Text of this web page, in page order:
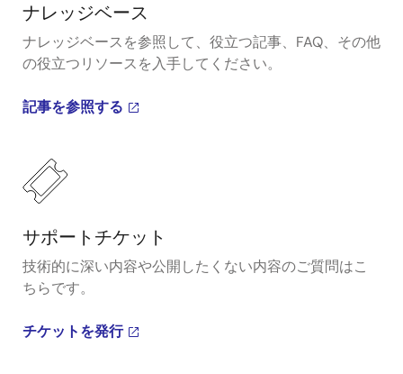
ナレッジベース
ナレッジベースを参照して、役立つ記事、FAQ、その他
の役立つリソースを入手してください。
記事を参照する
サポートチケット
技術的に深い内容や公開したくない内容のご質問はこ
ちらです。
チケットを発行